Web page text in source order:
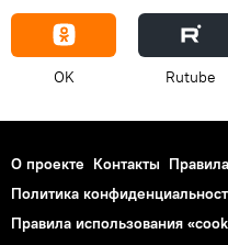
OK Rutube
О проекте Контакты
Политика
Правила использования